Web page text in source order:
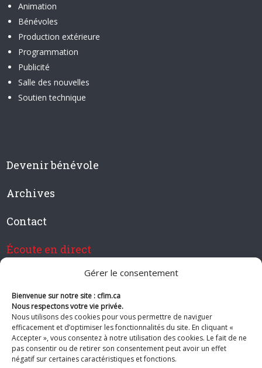
Gérer le consentement
Bienvenue sur notre site : cfim.ca
Nous respectons votre vie privée.
Nous utilisons des cookies pour vous permettre de naviguer
efficacement et d’optimiser les fonctionnalités du site. En cliquant «
Accepter », vous consentez à notre utilisation des cookies. Le fait de ne
pas consentir ou de retirer son consentement peut avoir un effet
négatif sur certaines caractéristiques et fonctions.
Animation
Bénévoles
Production extérieure
Programmation
Publicité
Salle des nouvelles
Soutien technique
Devenir bénévole
Archives
Contact
Écoute en direct
Devenir membre de CFIM
Suivez-nous